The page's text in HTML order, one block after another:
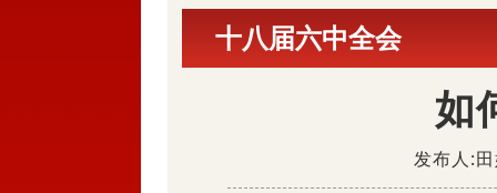
十八届六中全会
如
发布人: